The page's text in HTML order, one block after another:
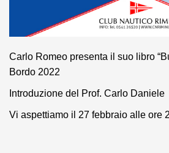
Carlo Romeo presenta il suo libro
Bordo 2022
Introduzione del Prof. Carlo Daniele
Vi aspettiamo il 27 febbraio alle ore